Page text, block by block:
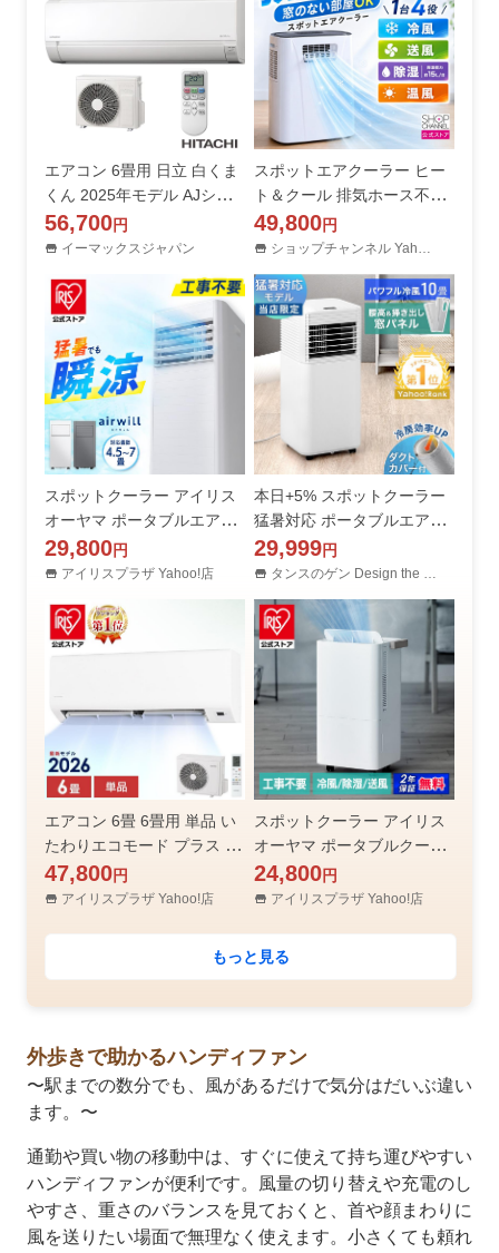
エアコン 6畳用 日立 白くま
くん 2025年モデル AJシリ
ーズ スターホワイト コンパ
クト 除湿 HITACHI 単相100
56,700円
イーマックスジャパン
スポットエアクーラー ヒー
ト＆クール 排気ホース不要
スリーアップ DL-T2604 ダ
クトレス 冷房 除湿 送風 暖
工事は不要 1年中
49,800円
ショップチャンネル Yahoo!店
スポットクーラー アイリス
オーヤマ ポータブルエアコ
ン ポータブルクーラー 工事
不要 冷風 除湿 窓パネル付
2226S *安心延長保証対象
29,800円
アイリスプラザ Yahoo!店
本日+5% スポットクーラー
猛暑対応 ポータブルエアコ
ン ポータブルクーラー スポ
ットエアコン 窓用エアコン
エアコン 業務用
29,999円
タンスのゲン Design the Future
エアコン 6畳 6畳用 単品 い
たわりエコモード プラス 電
気代 快速パワー機能 時短 時
短で冷暖房 Sシリーズ アイ
47,800円
アイリスプラザ Yahoo!店
スポットクーラー アイリス
オーヤマ ポータブルクーラ
ー 工事不要 軽量 冷風 除湿
梅雨対策 キャスター付き コ
24,800円
アイリスプラザ Yahoo!店
もっと見る
外歩きで助かるハンディファン
〜駅までの数分でも、風があるだけで気分はだいぶ違い
ます。〜
通勤や買い物の移動中は、すぐに使えて持ち運びやすい
ハンディファンが便利です。風量の切り替えや充電のし
やすさ、重さのバランスを見ておくと、首や顔まわりに
風を送りたい場面で無理なく使えます。小さくても頼れ